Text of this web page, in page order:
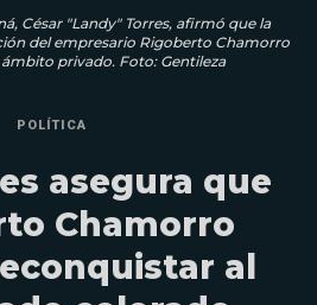
César "Landy" Torres, afirmó que la
del empresario Rigoberto Chamorro
privado. Foto: Gentileza
POLÍTICA
asegura que
Chamorro
al